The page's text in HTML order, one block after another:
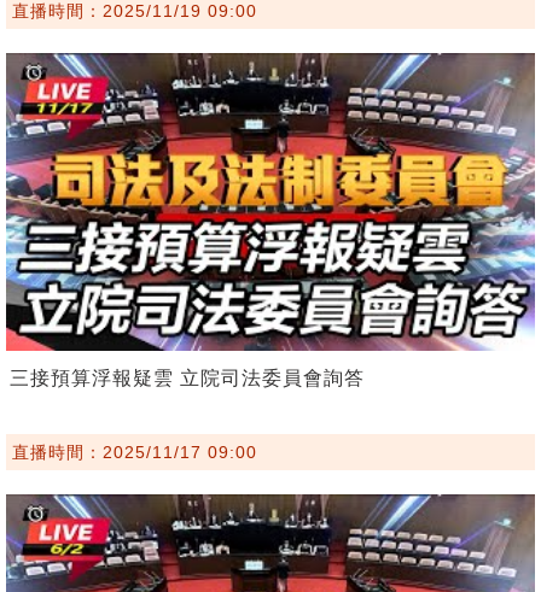
直播時間：2025/11/19 09:00
三接預算浮報疑雲 立院司法委員會詢答
直播時間：2025/11/17 09:00